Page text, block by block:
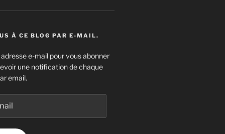
À CE BLOG PAR E-MAIL.
e-mail pour vous abonner
une notification de chaque
email.